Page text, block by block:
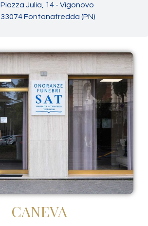
Piazza Julia, 14 - Vigonovo
33074 Fontanafredda (PN)
CANEVA